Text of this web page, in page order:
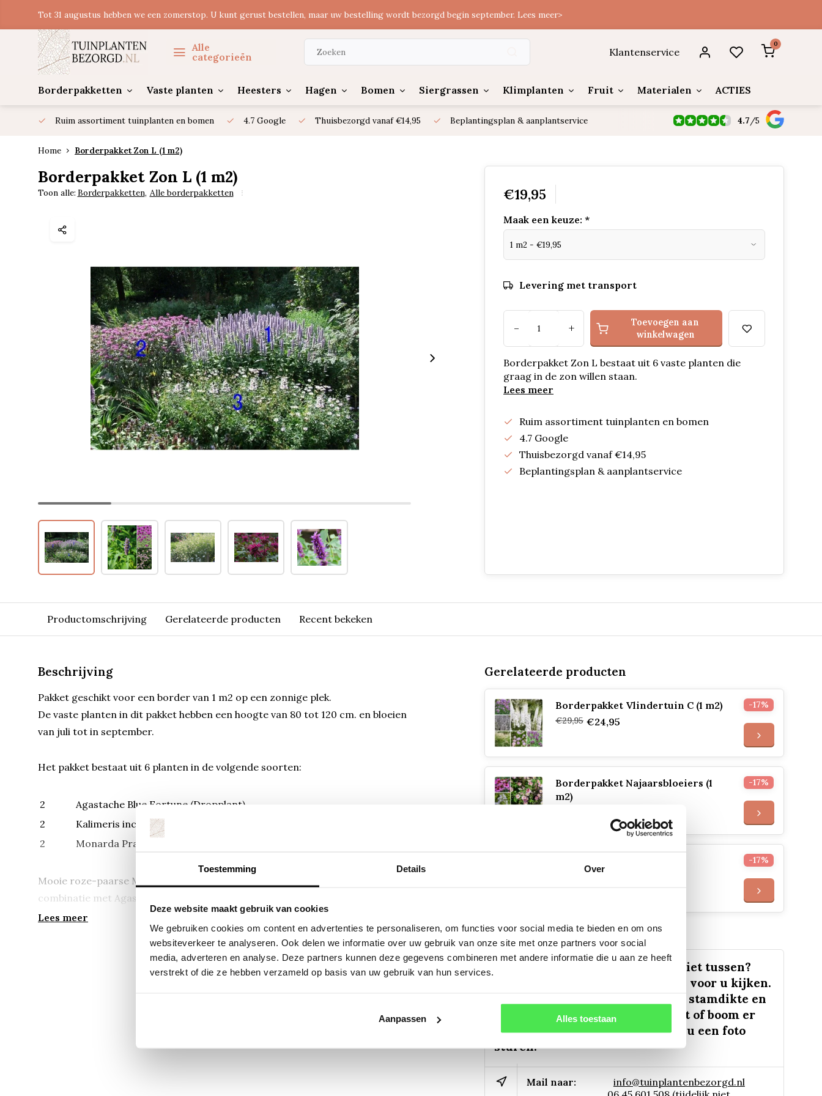
Toestemming Details Over
Deze website maakt gebruik van cookies
We gebruiken cookies om content en advertenties te personaliseren, om functies voor social media te bieden en om ons
websiteverkeer te analyseren. Ook delen we informatie over uw gebruik van onze site met onze partners voor social
media, adverteren en analyse. Deze partners kunnen deze gegevens combineren met andere informatie die u aan ze heeft
verstrekt of die ze hebben verzameld op basis van uw gebruik van hun services.
Aanpassen Alles toestaan
Tot 31 augustus hebben we een zomerstop. U kunt gerust bestellen, maar uw bestelling wordt bezorgd begin september. Lees meer>
Alle
categorieën
Klantenservice
0
Borderpakketten Vaste planten Heesters Hagen Bomen Siergrassen Klimplanten Fruit Materialen ACTIES
Ruim assortiment tuinplanten en bomen 4.7 Google Thuisbezorgd vanaf €14,95 Beplantingsplan & aanplantservice 4.7 /5
Home Borderpakket Zon L (1 m2)
Borderpakket Zon L (1 m2)
Toon alle: Borderpakketten, Alle borderpakketten €19,95
Maak een keuze: *
Levering met transport
- +
Toevoegen aan
winkelwagen
Borderpakket Zon L bestaat uit 6 vaste planten die
graag in de zon willen staan.
Lees meer
Ruim assortiment tuinplanten en bomen
4.7 Google
Thuisbezorgd vanaf €14,95
Beplantingsplan & aanplantservice
Productomschrijving Gerelateerde producten Recent bekeken
Beschrijving
Pakket geschikt voor een border van 1 m2 op een zonnige plek.
De vaste planten in dit pakket hebben een hoogte van 80 tot 120 cm. en bloeien
van juli tot in september.
Het pakket bestaat uit 6 planten in de volgende soorten:
2
Agastache Blue Fortune (Dropplant)
2
Kalimeris incisa Alba (Zomeraster)
2
Monarda Prairienacht (Bergamotplant)
Mooie roze-paarse Monarda met een hoogte tussen de 100 en 140 cm, in
combinatie met Agastache Blue Fortune en Kalimeris incisa Alba, 2 zeer sterke
soorten die ook nog eens lang bloeien.
Alle vaste planten worden geleverd in potjes van 9*9cm.
Lees meer
Gerelateerde producten
Borderpakket Vlindertuin C (1 m2)
€29,95 €24,95
-17%
Borderpakket Najaarsbloeiers (1
m2)
-17%
-17%
Staat uw plantsoort of maat er niet tussen?
Laat het ons weten, dan gaan we voor u kijken.
Stuur ons de plantnaam, hoogte, stamdikte en
vorm. Wilt u weten hoe uw plant of boom er
ongeveer eruit ziet? We kunnen u een foto
sturen.
Mail naar:
info@tuinplantenbezorgd.nl